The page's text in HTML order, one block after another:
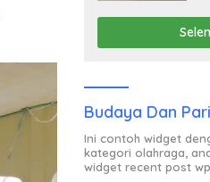
Budaya Dan
Ini contoh widget
kategori olahraga,
widget recent post